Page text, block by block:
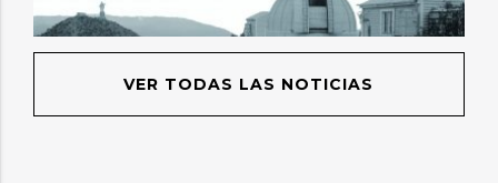
VER TODAS LAS NOTICIAS